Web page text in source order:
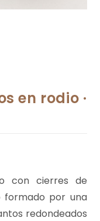
en rodio ·
con cierres de
formado por una
redondeados